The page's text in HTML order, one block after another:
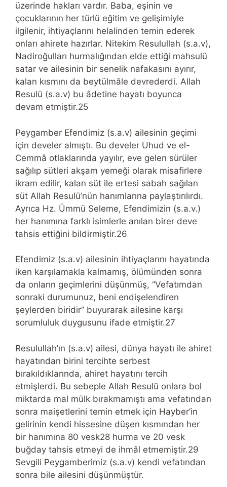
üzerinde hakları vardır. Baba, eşinin ve
çocuklarının her türlü eğitim ve gelişimiyle
ilgilenir, ihtiyaçlarını helalinden temin ederek
onları ahirete hazırlar. Nitekim Resulullah (s.a.v),
Nadiroğulları hurmalığından elde ettiği mahsulü
satar ve ailesinin bir senelik nafakasını ayırır,
kalan kısmını da beytülmâle devrederdi. Allah
Resulü (s.a.v) bu âdetine hayatı boyunca
devam etmiştir.25
Peygamber Efendimiz (s.a.v) ailesinin geçimi
için develer almıştı. Bu develer Uhud ve el-
Cemmâ otlaklarında yayılır, eve gelen sürüler
sağılıp sütleri akşam yemeği olarak misafirlere
ikram edilir, kalan süt ile ertesi sabah sağılan
süt Allah Resulü’nün hanımlarına paylaştırılırdı.
Ayrıca Hz. Ümmü Seleme, Efendimizin (s.a.v.)
her hanımına farklı isimlerle anılan birer deve
tahsis ettiğini bildirmiştir.26
Efendimiz (s.a.v) ailesinin ihtiyaçlarını hayatında
iken karşılamakla kalmamış, ölümünden sonra
da onların geçimlerini düşünmüş, “Vefatımdan
sonraki durumunuz, beni endişelendiren
şeylerden biridir” buyurarak ailesine karşı
sorumluluk duygusunu ifade etmiştir.27
Resulullah’ın (s.a.v) ailesi, dünya hayatı ile ahiret
hayatından birini tercihte serbest
bırakıldıklarında, ahiret hayatını tercih
etmişlerdi. Bu sebeple Allah Resulü onlara bol
miktarda mal mülk bırakmamıştı ama vefatından
sonra maişetlerini temin etmek için Hayber’in
gelirinin kendi hissesine düşen kısmından her
bir hanımına 80 vesk28 hurma ve 20 vesk
buğday tahsis etmeyi de ihmâl etmemiştir.29
Sevgili Peygamberimiz (s.a.v) kendi vefatından
sonra bile ailesini düşünmüştür.